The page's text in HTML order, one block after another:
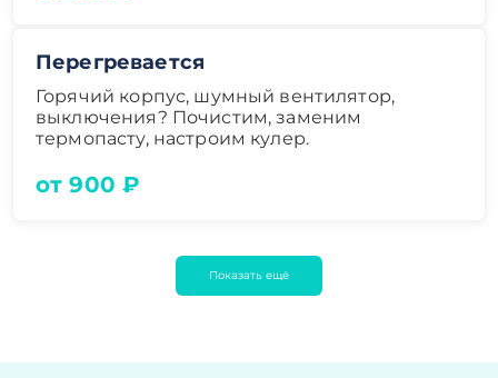
Перегревается
Горячий корпус, шумный вентилятор,
выключения? Почистим, заменим
термопасту, настроим кулер.
от 900 ₽
Показать ещё